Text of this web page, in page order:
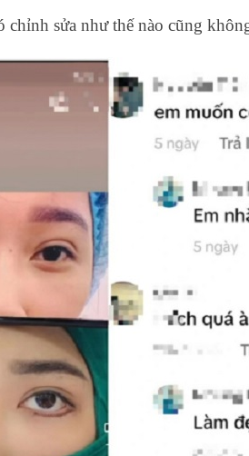
sửa như thế nào cũng